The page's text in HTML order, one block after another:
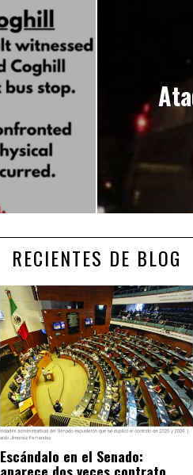
RECIENTES DE BLOG
Escándalo en el Senado:
aparece dos veces contrato